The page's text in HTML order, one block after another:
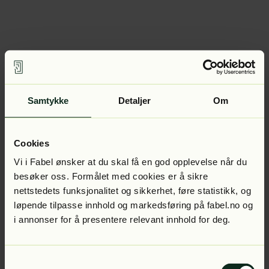
Samtykke Detaljer Om
Cookies
Vi i Fabel ønsker at du skal få en god opplevelse når du
besøker oss. Formålet med cookies er å sikre
nettstedets funksjonalitet og sikkerhet, føre statistikk, og
løpende tilpasse innhold og markedsføring på fabel.no og
i annonser for å presentere relevant innhold for deg.